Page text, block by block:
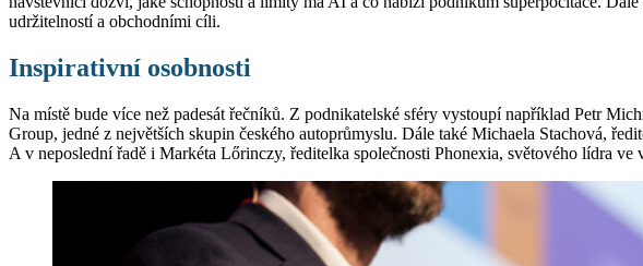
udržitelností a obchodními cíli.
Inspirativní osobnosti
Na místě bude více než padesát řečníků. Z podnikatelské sféry vystoupí například Petr
Group, jedné z největších skupin českého autoprůmyslu. Dále také Michaela Stachová,
A v neposlední řadě i Markéta Lőrinczy, ředitelka společnosti Phonexia, světového lídra